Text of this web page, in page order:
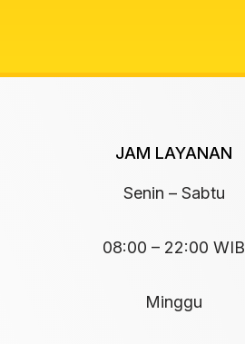
JAM LAYANAN
Senin – Sabtu
08:00 – 22:00 WIB
Minggu